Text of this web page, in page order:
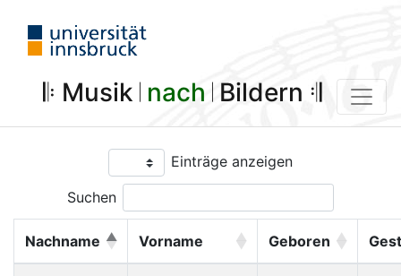
𝄆 Musik 𝄀 nach 𝄀 Bildern 𝄇
Einträge anzeigen
Suchen
Nachname Vorname Geboren